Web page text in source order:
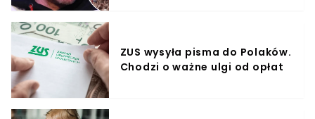
ZUS wysyła pisma do Polaków.
Chodzi o ważne ulgi od opłat